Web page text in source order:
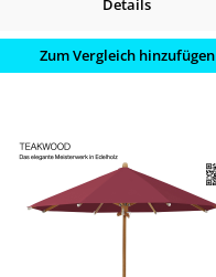
Details
Zum Vergleich hinzufügen